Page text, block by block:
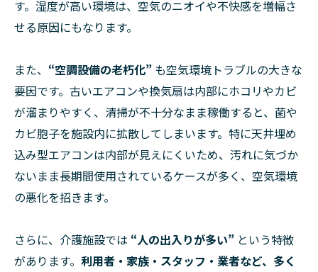
す。湿度が高い環境は、空気のニオイや不快感を増幅さ
せる原因にもなります。
また、 “空調設備の老朽化” も空気環境トラブルの大きな
要因です。古いエアコンや換気扇は内部にホコリやカビ
が溜まりやすく、清掃が不十分なまま稼働すると、菌や
カビ胞子を施設内に拡散してしまいます。特に天井埋め
込み型エアコンは内部が見えにくいため、汚れに気づか
ないまま長期間使用されているケースが多く、空気環境
の悪化を招きます。
さらに、介護施設では “人の出入りが多い” という特徴
があります。 利用者・家族・スタッフ・業者など、多く